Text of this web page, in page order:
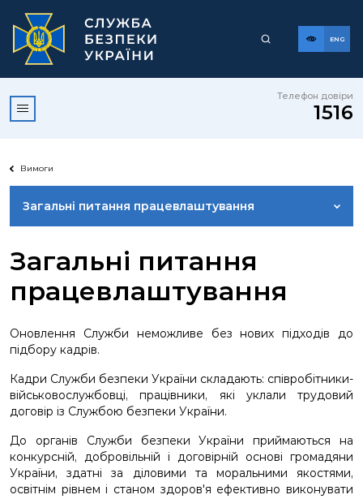
ENG
Телефон довіри
1516
Вимоги
Загальні питання працевлаштування
КОНКУРС НА ЗАЙНЯТТЯ ВАКАНТНОЇ ПОСАДИ
Загальні питання
працевлаштування
Оновлення Служби неможливе без нових підходів до
підбору кадрів.
Кадри Служби безпеки України складають: співробітники-
військовослужбовці, працівники, які уклали трудовий
договір із Службою безпеки України.
До органів Служби безпеки України приймаються на
конкурсній, добровільній і договірній основі громадяни
України, здатні за діловими та моральними якостями,
освітнім рівнем і станом здоров'я ефективно виконувати